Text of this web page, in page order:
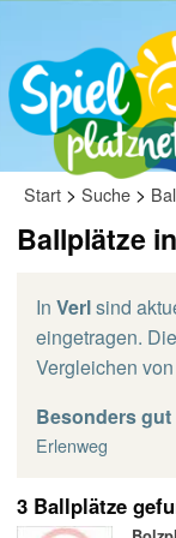
Start > Suche >
Ballplätze
In Verlsind
eingetragen.
Vergleichen
Besonders gut
Erlenweg
3 Ballplätze